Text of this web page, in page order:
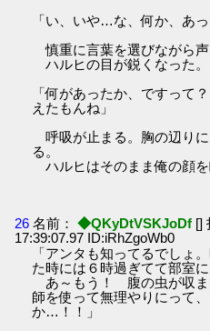
「い、いや…な、何か、あ
慎重に言葉を選びながら声
ハルヒの目が鋭くなった。
「何があったか、ですっ
えたもんね」
呼吸が止まる。胸の辺り
る。
ハルヒはそのまま俺の顔を
26 名前： ◆QKyDtVSKJoDf []
17:39:07.97 ID:iRhZgoWb0
「アンタも知ってるでしょ
た時には６時過ぎてて部室
あ～もう！ 腹の虫が収
師を使って無理やりにって
か…！！」